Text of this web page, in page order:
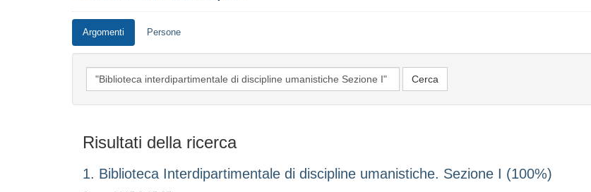
Argomenti Persone
Risultati della ricerca
1. Biblioteca Interdipartimentale di discipline umanistiche. Sezione I (100%)